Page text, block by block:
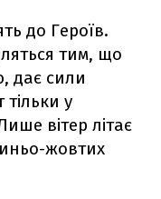
до Героїв.
тим, що
дає сили
тільки у
вітер літає
жовтих